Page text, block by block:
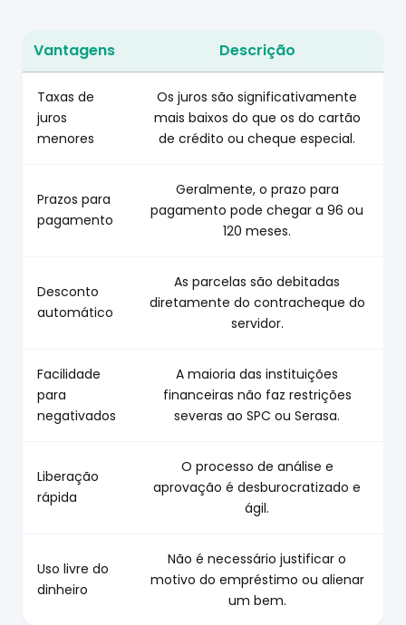
Por que consignado público online é o melhor para
Vantagens Descrição
Taxas de
juros
menores
Os juros são significativamente
mais baixos do que os do cartão
de crédito ou cheque especial.
Prazos para
pagamento
Geralmente, o prazo para
pagamento pode chegar a 96 ou
120 meses.
Desconto
automático
As parcelas são debitadas
diretamente do contracheque do
servidor.
Facilidade
para
negativados
A maioria das instituições
financeiras não faz restrições
severas ao SPC ou Serasa.
Liberação
rápida
O processo de análise e
aprovação é desburocratizado e
ágil.
Uso livre do
dinheiro
Não é necessário justificar o
motivo do empréstimo ou alienar
um bem.